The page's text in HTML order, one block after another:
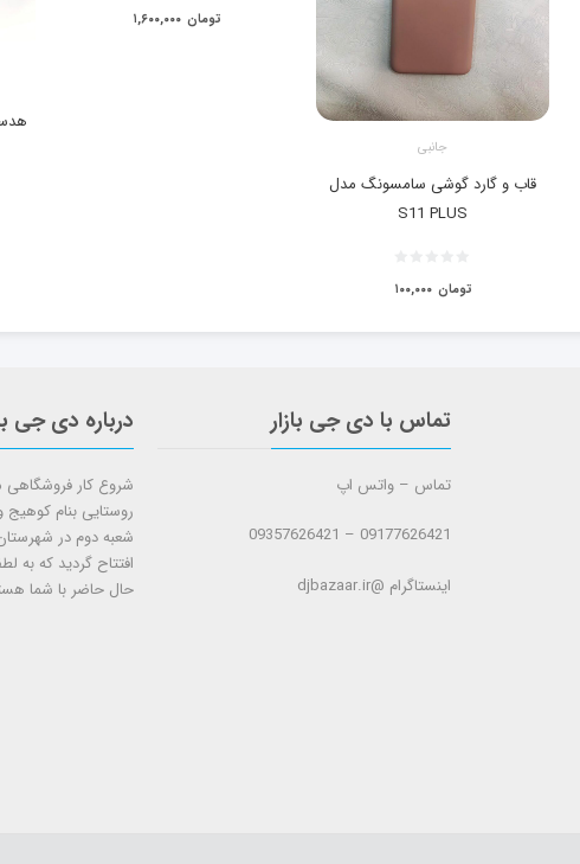
جانبی
قاب و گارد گوشی سامسونگ مدل
S11 PLUS
۱۰۰,۰۰۰ تومان
۱,۶۰۰,۰۰۰ تومان
تماس با دی جی بازار
تماس – واتس اپ
09177626421 – 09357626421
اینستاگرام @djbazaar.ir
درباره دی جی
روستایی بنام
افتتاح گردید که به
حال حاضر با شما